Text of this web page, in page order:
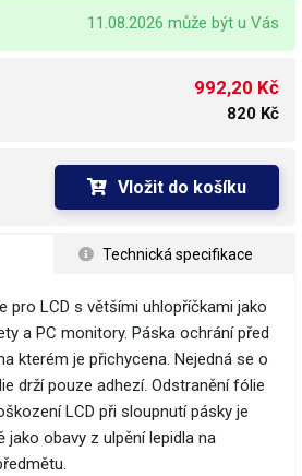
11.08.2026 může být u Vás
992,20 Kč
820 Kč
Vložit do košíku
Technická specifikace
pro LCD s většími uhlopříčkami jako
a PC monitory. Páska ochrání před
kterém je přichycena. Nejedná se o
drží pouze adhezí. Odstranění fólie
LCD při sloupnutí pásky je
jako obavy z ulpění lepidla na